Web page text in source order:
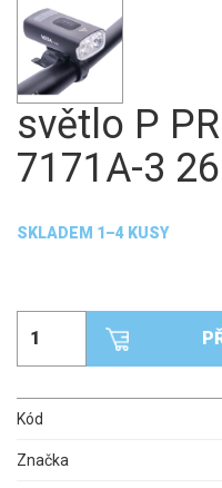
světlo P
7171A-3
SKLADEM 1–4 KUSY
Kód
Značka